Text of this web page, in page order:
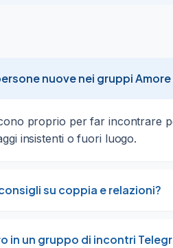
nuove nei gruppi Amore
proprio per far incontrare
insistenti o fuori luogo.
su coppia e relazioni?
in un gruppo di incontri